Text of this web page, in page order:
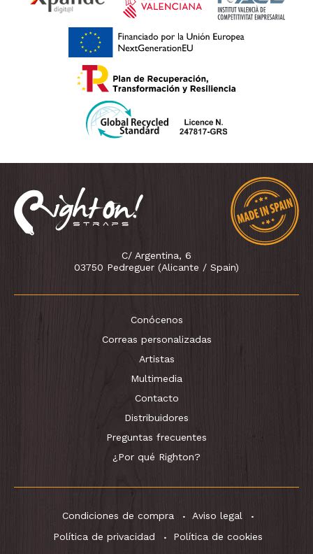
C/ Argentina, 6
03750 Pedreguer (Alicante / Spain)
Conócenos
Correas personalizadas
Artistas
Multimedia
Contacto
Distribuidores
Preguntas frecuentes
¿Por qué Righton?
Condiciones de compra
Aviso legal
Política de privacidad
Política de cookies